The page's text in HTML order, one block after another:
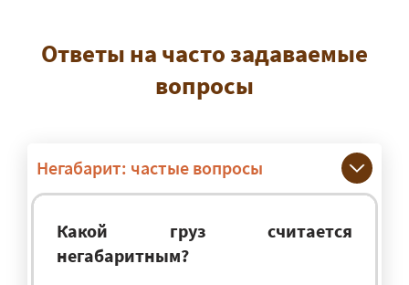
Ответы на часто задаваемые
вопросы
Негабарит: частые вопросы
Какой груз считается
негабаритным?